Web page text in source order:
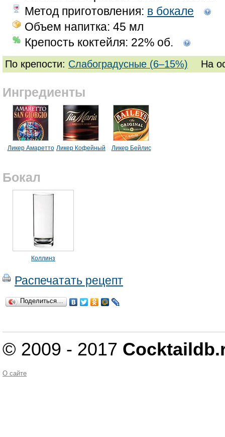
Метод приготовления: в бокале
Объем напитка: 45 мл
Крепость коктейля: 22% об.
По крепости: Слабоградусные (6–15%) На
Ингредиенты
Ликер Амаретто Ликер Кофейный Ликер Бейлис
Бокал
Коллинз
Распечатать рецепт
Поделиться…
© 2009 - 2017
О сайте